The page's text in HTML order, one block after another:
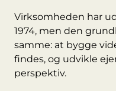
Virksomheden har
1974, men den
samme: at bygge
findes, og udvikle
perspektiv.